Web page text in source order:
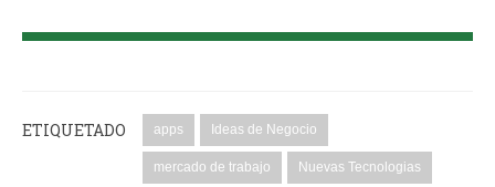
ETIQUETADO apps Ideas de Negocio
mercado de trabajo Nuevas Tecnologias